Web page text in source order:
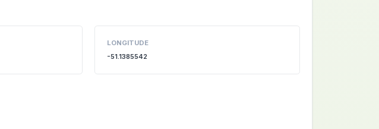
LONGITUDE
-51.1385542